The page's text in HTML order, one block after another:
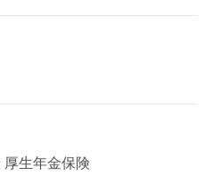
厚生年金保険